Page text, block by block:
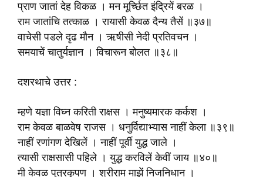
प्राण जातां देह विकळ । मन मूर्च्छित इंद्रियें बरळ ।
राम जातांचि तत्काळ । रायासी केवळ दैन्य तैसें ॥३७॥
वाचेसी पडले दृढ मौन । ऋषीसी नेदी प्रतिवचन ।
समयाचें चातुर्यज्ञान । विचारून बोलत ॥३८॥
दशरथाचे उत्तर :
म्हणे यज्ञा विघ्न करिती राक्षस । मनुष्यमारक कर्कश ।
राम केवळ बाळवेष राजस । धनुर्विद्याभ्यास नाहीं केला ॥३९॥
नाहीं रणांगण देखिलें । नाहीं पूर्वी युद्ध जाले ।
त्यासी राक्षसासी पहिले । युद्ध करविलें केवीं जाय ॥४०॥
मी केवळ पुत्रकृपण । श्रीराम माझें निजनिधान ।